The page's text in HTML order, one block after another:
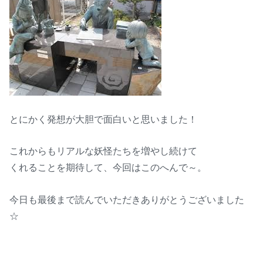
とにかく発想が大胆で面白いと思いました！
これからもリアルな妖怪たちを増やし続けて
くれることを期待して、今回はこのへんで～。
今日も最後まで読んでいただきありがとうございました
☆